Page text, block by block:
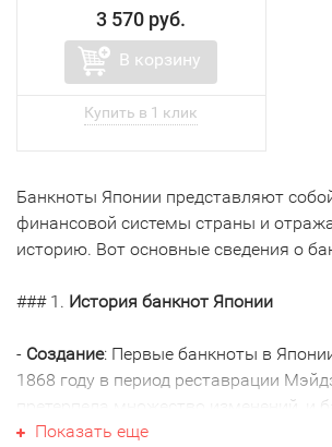
3 570 руб.
В корзину
Банкноты Японии представляют
финансовой системы страны и
историю. Вот основные сведения о
### 1. История банкнот Японии
- Создание: Первые банкноты в
1868 году в период реставрации
претерпела множество изменений, и
активно использоваться вместо
Показать еще